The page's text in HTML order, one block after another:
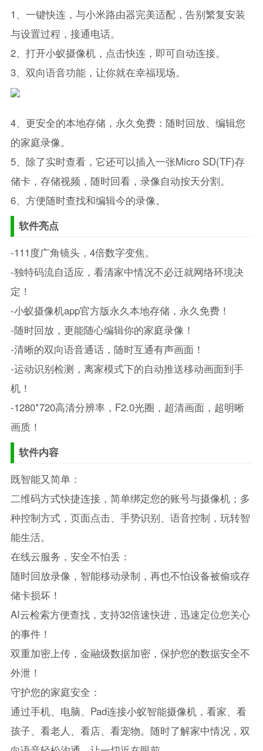
1、一键快连，与小米路由器完美适配，告别繁复安装
与设置过程，接通电话。
2、打开小蚁摄像机，点击快连，即可自动连接。
3、双向语音功能，让你就在幸福现场。
4、更安全的本地存储，永久免费：随时回放、编辑您
的家庭录像。
5、除了实时查看，它还可以插入一张Micro SD(TF)存
储卡，存储视频，随时回看，录像自动按天分割。
6、方便随时查找和编辑今的录像。
软件亮点
-111度广角镜头，4倍数字变焦。
-独特码流自适应，看清家中情况不必迁就网络环境决
定！
-小蚁摄像机app官方版永久本地存储，永久免费！
-随时回放，更能随心编辑你的家庭录像！
-清晰的双向语音通话，随时互通有声画面！
-运动识别检测，离家模式下的自动推送移动画面到手
机！
-1280*720高清分辨率，F2.0光圈，超清画面，超明晰
画质！
软件内容
既智能又简单：
二维码方式快捷连接，简单绑定您的账号与摄像机；多
种控制方式，页面点击、手势识别、语音控制，玩转智
能生活。
在线云服务，安全不怕丢：
随时回放录像，智能移动录制，再也不怕设备被偷或存
储卡损坏！
AI云检索方便查找，支持32倍速快进，迅速定位您关心
的事件！
双重加密上传，金融级数据加密，保护您的数据安全不
外泄！
守护您的家庭安全：
通过手机、电脑、Pad连接小蚁智能摄像机，看家、看
孩子、看老人、看店、看宠物。随时了解家中情况，双